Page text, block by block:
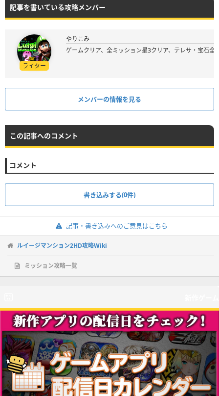
記事を書いている攻略メンバー
ライター
やりこみ
ゲームクリア、全ミッション星3クリア、テレサ・宝石
メンバーの情報を見る
この記事へのコメント
コメント
書き込みする(0件)
記事・書き込みへのご意見はこちら
ルイージマンション2HD攻略Wiki
ミッション攻略一覧